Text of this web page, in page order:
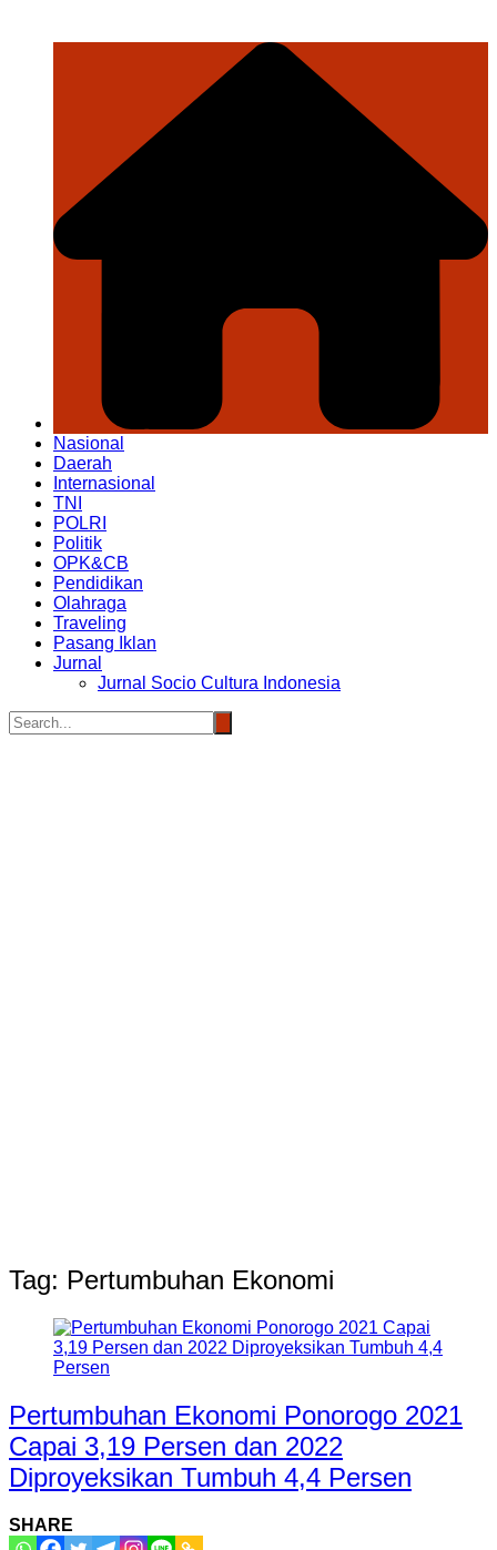
Nasional
Daerah
Internasional
TNI
POLRI
Politik
OPK&CB
Pendidikan
Olahraga
Traveling
Pasang Iklan
Jurnal
Jurnal Socio Cultura Indonesia
Tag: Pertumbuhan Ekonomi
Pertumbuhan Ekonomi Ponorogo 2021
Capai 3,19 Persen dan 2022
Diproyeksikan Tumbuh 4,4 Persen
SHARE